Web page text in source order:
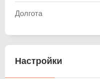
Долгота
Настройки